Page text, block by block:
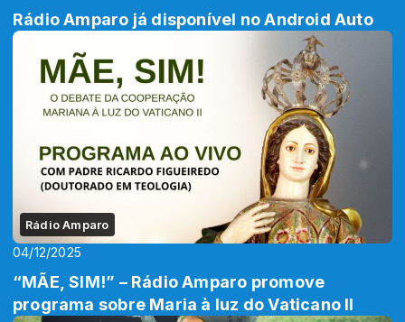
Rádio Amparo já disponível no Android Auto
Rádio Amparo
04/12/2025
“MÃE, SIM!” – Rádio Amparo promove
programa sobre Maria à luz do Vaticano II